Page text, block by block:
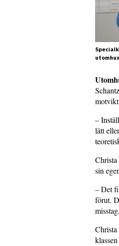
–
lätt
sin
– Det
förut.